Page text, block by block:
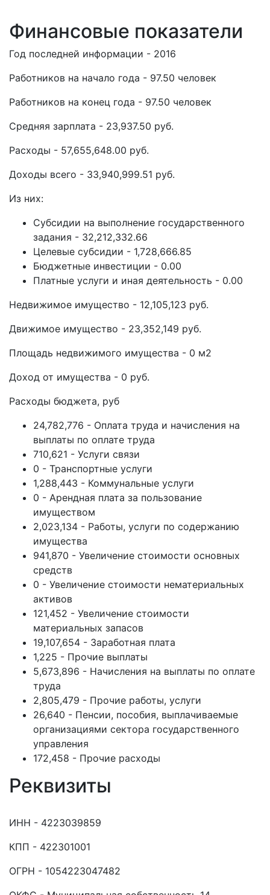
Финансовые показатели
Год последней информации - 2016
Работников на начало года - 97.50 человек
Работников на конец года - 97.50 человек
Средняя зарплата - 23,937.50 руб.
Расходы - 57,655,648.00 руб.
Доходы всего - 33,940,999.51 руб.
Из них:
Субсидии на выполнение государственного
задания - 32,212,332.66
Целевые субсидии - 1,728,666.85
Бюджетные инвестиции - 0.00
Платные услуги и иная деятельность - 0.00
Недвижимое имущество - 12,105,123 руб.
Движимое имущество - 23,352,149 руб.
Площадь недвижимого имущества - 0 м2
Доход от имущества - 0 руб.
Расходы бюджета, руб
24,782,776 - Оплата труда и начисления на
выплаты по оплате труда
710,621 - Услуги связи
0 - Транспортные услуги
1,288,443 - Коммунальные услуги
0 - Арендная плата за пользование
имуществом
2,023,134 - Работы, услуги по содержанию
имущества
941,870 - Увеличение стоимости основных
средств
0 - Увеличение стоимости нематериальных
активов
121,452 - Увеличение стоимости
материальных запасов
19,107,654 - Заработная плата
1,225 - Прочие выплаты
5,673,896 - Начисления на выплаты по оплате
труда
2,805,479 - Прочие работы, услуги
26,640 - Пенсии, пособия, выплачиваемые
организациями сектора государственного
управления
172,458 - Прочие расходы
Реквизиты
ИНН - 4223039859
КПП - 422301001
ОГРН - 1054223047482